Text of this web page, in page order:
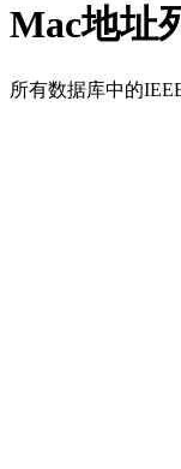
Mac地址
所有数据库中的